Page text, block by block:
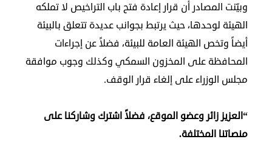
وبيّنت المصادر أن قرار إعادة فتح باب التراخيص لا تملكه
الهيئة لوحدها، حيث يرتبط بجوانب عديدة تتعلق بالبيئة
أيضاً وتخص الهيئة العامة للبيئة، فضلاً عن إجراءات
المحافظة على المخزون السمكي وكذلك وجوب موافقة
مجلس الوزراء على إلغاء قرار الوقف.
“العزيز زائر وعضو الموقع، فضلاً اشترك وشاركنا على
منصاتنا المختلفة.